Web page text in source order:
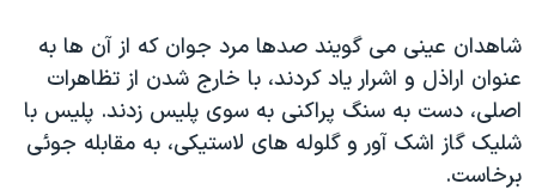
تریبونال مردمی آبان ۹۸
چهل سال گروگان‌گیری
قانون شفافیت دارائی کادر رهبری ایران
شاهدان عينی می گويند صدها مرد جوان که از آن ها به
عنوان اراذل و اشرار ياد کردند، با خارج شدن از تظاهرات
اصلی، دست به سنگ پراکنی به سوی پليس زدند. پليس با
شليک گاز اشک آور و گلوله های لاستيکی، به مقابله جوئی
برخاست.